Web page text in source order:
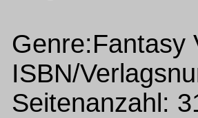
Genre:Fantasy
ISBN/
Seitenanzahl: